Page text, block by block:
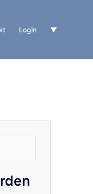
Login ▼